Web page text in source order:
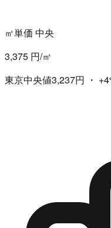
㎡単価 中央
3,375 円/㎡
東京中央値3,237円 ・